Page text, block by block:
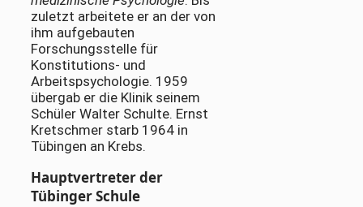
zuletzt arbeitete er an der von
ihm aufgebauten
Forschungsstelle für
Konstitutions- und
Arbeitspsychologie. 1959
übergab er die Klinik seinem
Schüler Walter Schulte. Ernst
Kretschmer starb 1964 in
Tübingen an Krebs.
Hauptvertreter der
Tübinger Schule